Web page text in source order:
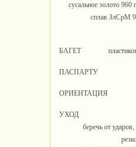
сусальное золото 960
сплав ЗлСрМ
БАГЕТ
ПАСПАРТУ
ОРИЕНТАЦИЯ
УХОД
беречь от